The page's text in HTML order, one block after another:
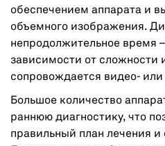
обеспечением аппарата и
объемного изображения.
непродолжительное время
зависимости от сложности
сопровождается видео-
Большое количество
раннюю диагностику, что
правильный план лечения и